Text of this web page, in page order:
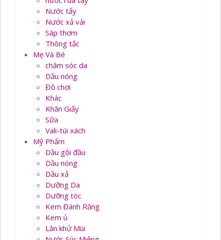
Nước tẩy
Nước xả vải
Sáp thơm
Thông tắc
Mẹ Và Bé
chăm sóc da
Dầu nóng
Đồ chơi
Khác
Khăn Giấy
Sữa
Vali-túi xách
Mỹ Phẩm
Dầu gội đầu
Dầu nóng
Dầu xả
Dưỡng Da
Dưỡng tóc
Kem Đánh Răng
Kem ủ
Lăn khử Mùi